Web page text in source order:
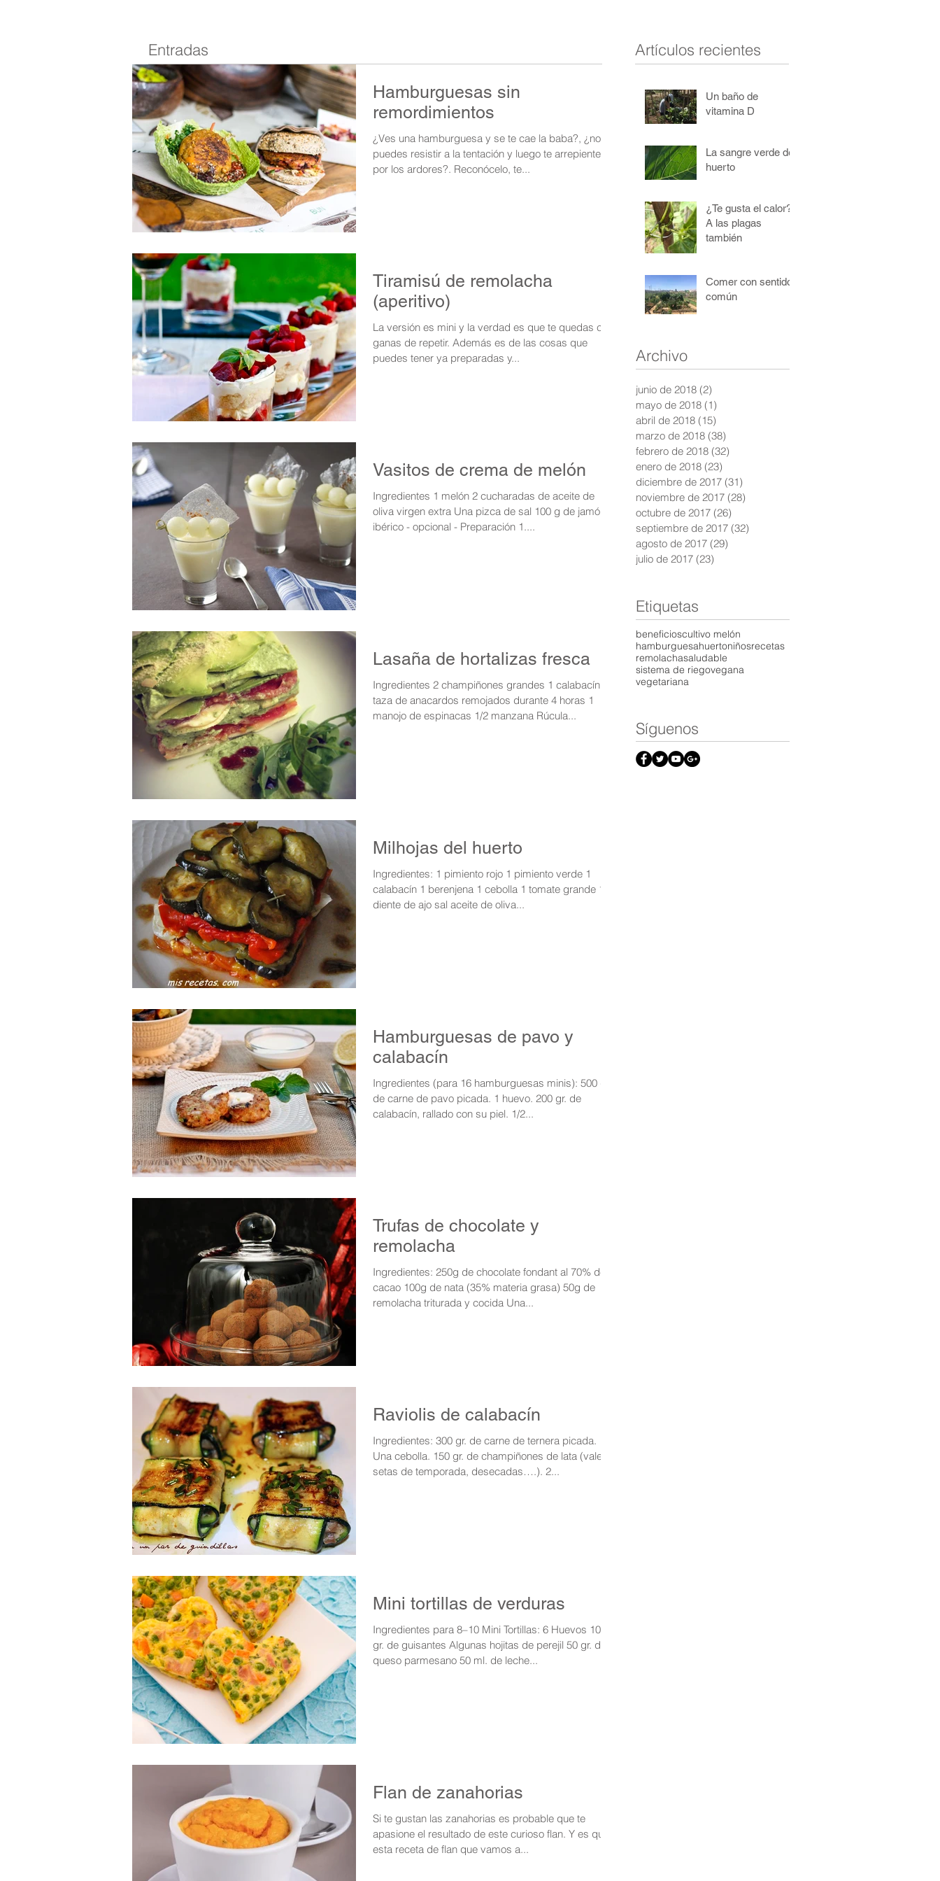
Entradas
Hamburguesas sin
remordimientos
¿Ves una hamburguesa y se te cae la baba?, ¿no te
puedes resistir a la tentación y luego te arrepientes
por los ardores?. Reconócelo, te...
Tiramisú de remolacha
(aperitivo)
La versión es mini y la verdad es que te quedas con
ganas de repetir. Además es de las cosas que
puedes tener ya preparadas y...
Vasitos de crema de melón
Ingredientes 1 melón 2 cucharadas de aceite de
oliva virgen extra Una pizca de sal 100 g de jamón
ibérico - opcional - Preparación 1....
Lasaña de hortalizas fresca
Ingredientes 2 champiñones grandes 1 calabacín 1
taza de anacardos remojados durante 4 horas 1
manojo de espinacas 1/2 manzana Rúcula...
Milhojas del huerto
Ingredientes: 1 pimiento rojo 1 pimiento verde 1
calabacín 1 berenjena 1 cebolla 1 tomate grande 1
diente de ajo sal aceite de oliva...
Hamburguesas de pavo y
calabacín
Ingredientes (para 16 hamburguesas minis): 500 gr.
de carne de pavo picada. 1 huevo. 200 gr. de
calabacín, rallado con su piel. 1/2...
Trufas de chocolate y
remolacha
Ingredientes: 250g de chocolate fondant al 70% de
cacao 100g de nata (35% materia grasa) 50g de
remolacha triturada y cocida Una...
Raviolis de calabacín
Ingredientes: 300 gr. de carne de ternera picada.
Una cebolla. 150 gr. de champiñones de lata (valen
setas de temporada, desecadas….). 2...
Mini tortillas de verduras
Ingredientes para 8–10 Mini Tortillas: 6 Huevos 100
gr. de guisantes Algunas hojitas de perejil 50 gr. de
queso parmesano 50 ml. de leche...
Flan de zanahorias
Si te gustan las zanahorias es probable que te
apasione el resultado de este curioso flan. Y es que
esta receta de flan que vamos a...
Artículos recientes
Un baño de
vitamina D
La sangre verde del
huerto
¿Te gusta el calor?
A las plagas
también
Comer con sentido
común
Archivo
junio de 2018 (2)
mayo de 2018 (1)
abril de 2018 (15)
marzo de 2018 (38)
febrero de 2018 (32)
enero de 2018 (23)
diciembre de 2017 (31)
noviembre de 2017 (28)
octubre de 2017 (26)
septiembre de 2017 (32)
agosto de 2017 (29)
julio de 2017 (23)
Etiquetas
beneficioscultivo melón
hamburguesahuertoniñosrecetas
remolachasaludable
sistema de riegovegana
vegetariana
Síguenos